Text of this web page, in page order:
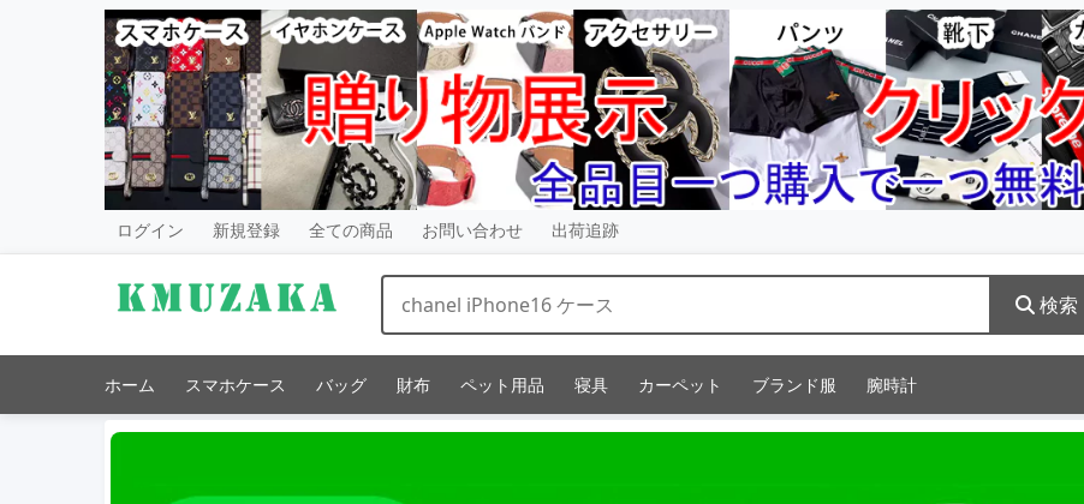
ログイン 新規登録 全ての商品 お問い合わせ 出荷追跡
検索
ホーム スマホケース バッグ 財布 ペット用品 寝具 カーペット ブランド服 腕時計